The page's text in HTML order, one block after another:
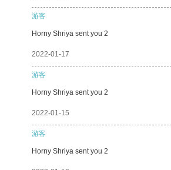
游客
Horny Shriya sent you 2
2022-01-17
游客
Horny Shriya sent you 2
2022-01-15
游客
Horny Shriya sent you 2